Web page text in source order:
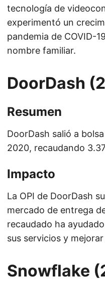
tecnología de
experimentó un
pandemia de COVID-
nombre familiar.
DoorDash
Resumen
DoorDash salió a
2020, recaudando
Impacto
La OPI de DoorDash
mercado de entrega
recaudado ha
sus servicios y
Snowflake